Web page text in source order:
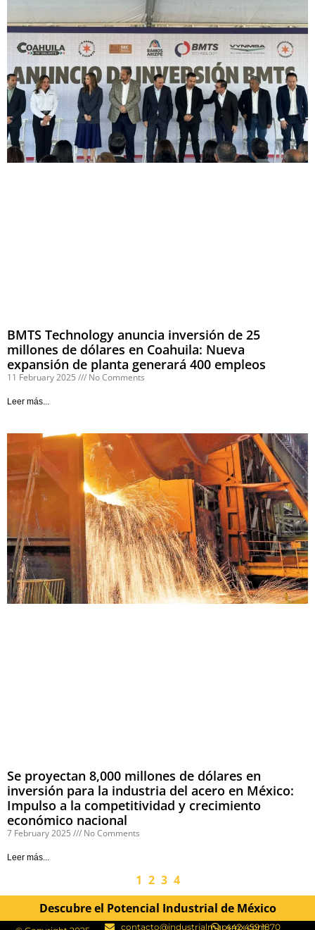
BMTS Technology anuncia inversión de 25
millones de dólares en Coahuila: Nueva
expansión de planta generará 400 empleos
11 February 2025 No Comments
Leer más...
Se proyectan 8,000 millones de dólares en
inversión para la industria del acero en México:
Impulso a la competitividad y crecimiento
económico nacional
7 February 2025 No Comments
Leer más...
1 2 3 4
Descubre el Potencial Industrial de México
contacto@industrialmapsmx.com
442 459 1870